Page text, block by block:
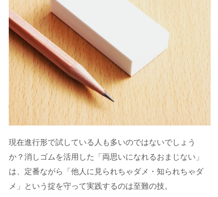
現在進行形で試している人も多いのではないでしょう
か？消しゴムを活用した「両思いになれるおまじない」
は、定番ながら「他人に見られちゃダメ・知られちゃダ
メ」という掟を守って実践するのは至難の技。